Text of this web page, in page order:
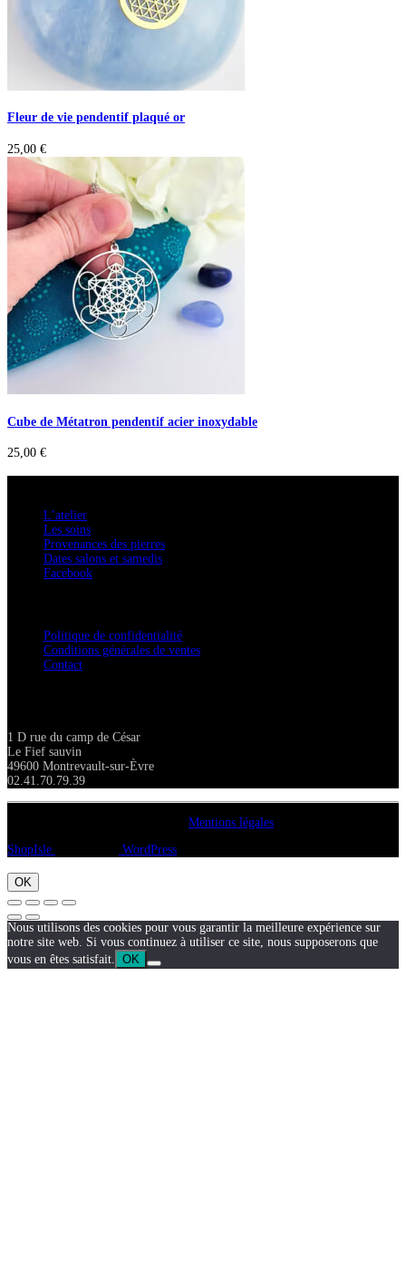
Fleur de vie pendentif plaqué or
25,00 €
Cube de Métatron pendentif acier inoxydable
25,00 €
L’atelier
Les soins
Provenances des pierres
Dates salons et samedis
Facebook
Politique de confidentialité
Conditions générales de ventes
Contact
1 D rue du camp de César
Le Fief sauvin
49600 Montrevault-sur-Èvre
02.41.70.79.39
Mentions légales
ShopIsle
WordPress
OK
Nous utilisons des cookies pour vous garantir la meilleure expérience sur
notre site web. Si vous continuez à utiliser ce site, nous supposerons que
vous en êtes satisfait.
OK